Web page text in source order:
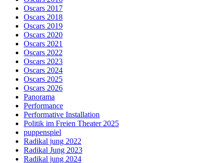
Oscars 2017
Oscars 2018
Oscars 2019
Oscars 2020
Oscars 2021
Oscars 2022
Oscars 2023
Oscars 2024
Oscars 2025
Oscars 2026
Panorama
Performance
Performative Installation
Politik im Freien Theater 2025
puppenspiel
Radikal jung 2022
Radikal Jung 2023
Radikal jung 2024